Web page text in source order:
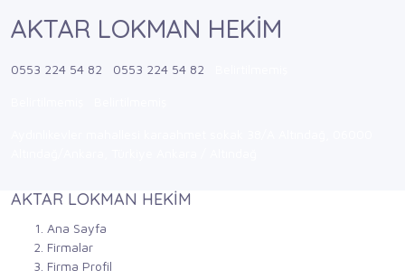
AKTAR LOKMAN HEKİM
0553 224 54 82 0553 224 54 82
AKTAR LOKMAN HEKİM
Ana Sayfa
Firmalar
Firma Profil